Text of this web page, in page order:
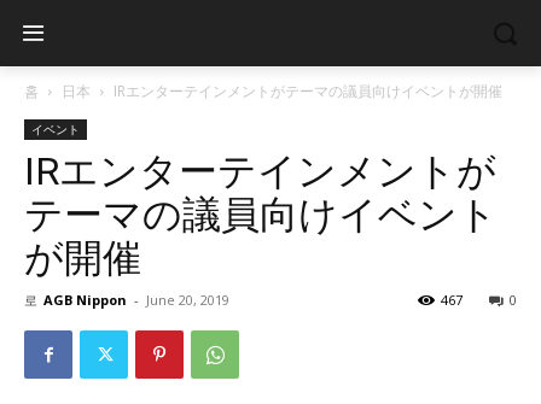
홈 日本 IRエンターテインメントがテーマの議員向けイベントが開催
イベント
IRエンターテインメントが
テーマの議員向けイベント
が開催
로 AGB Nippon - June 20, 2019 0
467